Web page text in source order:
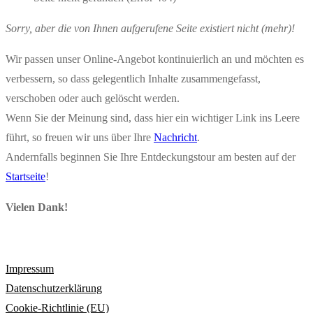
Sorry, aber die von Ihnen aufgerufene Seite existiert nicht (mehr)!
Wir passen unser Online-Angebot kontinuierlich an und möchten es
verbessern, so dass gelegentlich Inhalte zusammengefasst,
verschoben oder auch gelöscht werden.
Wenn Sie der Meinung sind, dass hier ein wichtiger Link ins Leere
führt, so freuen wir uns über Ihre Nachricht.
Andernfalls beginnen Sie Ihre Entdeckungstour am besten auf der
Startseite!
Vielen Dank!
Impressum
Datenschutzerklärung
Cookie-Richtlinie (EU)